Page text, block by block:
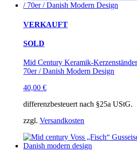
VERKAUFT
SOLD
Mid Century Keramik-
70er / Danish Modern Design
40,00 €
differenzbesteuert nach §25a UStG.
zzgl. Versandkosten